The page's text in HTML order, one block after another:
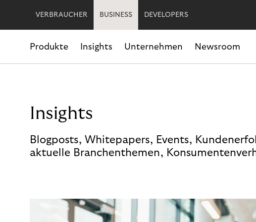
VERBRAUCHER BUSINESS DEVELOPERS
Produkte Insights Unternehmen Newsroom
Insights
Blogposts, Whitepapers, Events,
aktuelle Branchenthemen,